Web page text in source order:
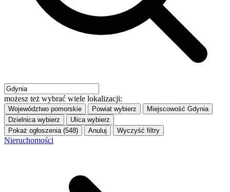
możesz też wybrać wiele lokalizacji:
Województwo pomorskie Powiat wybierz Miejscowość Gdynia
Dzielnica wybierz Ulica wybierz
Pokaż ogłoszenia (548)
Anuluj Wyczyść filtry
Nieruchomości